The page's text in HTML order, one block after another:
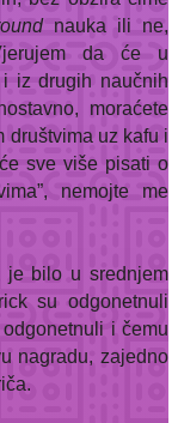
nauka ili ne,
da će u
iz drugih naučnih
moraćete
društvima uz kafu i
sve više pisati o
nemojte me
je bilo u srednjem
su odgonetnuli
i čemu
nagradu, zajedno